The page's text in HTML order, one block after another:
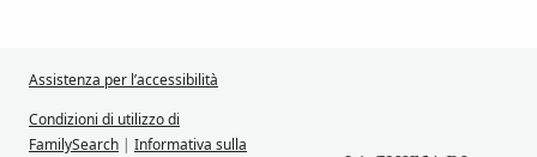
Assistenza per l’accessibilità
Condizioni di utilizzo di
FamilySearch | Informativa sulla